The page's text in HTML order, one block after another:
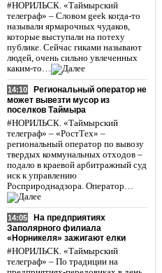
#НОРИЛЬСК. «Таймырский
телеграф» – Словом geek когда-то
называли ярмарочных чудаков,
которые выступали на потеху
публике. Сейчас гиками называют
людей, очень сильно увлеченных
каким-то…
14:10
Региональный оператор не
может вывезти мусор из
поселков Таймыра
#НОРИЛЬСК. «Таймырский
телеграф» – «РостТех» –
региональный оператор по вывозу
твердых коммунальных отходов –
подало в краевой арбитражный суд
иск к управлению
Росприроднадзора. Оператор…
14:05
На предприятиях
Заполярного филиала
«Норникеля» зажигают елки
#НОРИЛЬСК. «Таймырский
телеграф» – По традиции на